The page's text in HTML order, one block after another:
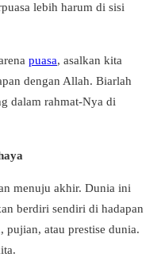
lebih harum di sisi
puasa, asalkan kita
dengan Allah. Biarlah
dalam rahmat-Nya di
menuju akhir. Dunia ini
berdiri sendiri di hadapan
pujian, atau prestise dunia.